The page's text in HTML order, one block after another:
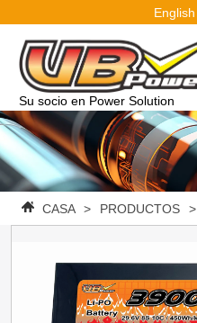
English
Su socio en Power Solution
CASA > PRODUCTOS >